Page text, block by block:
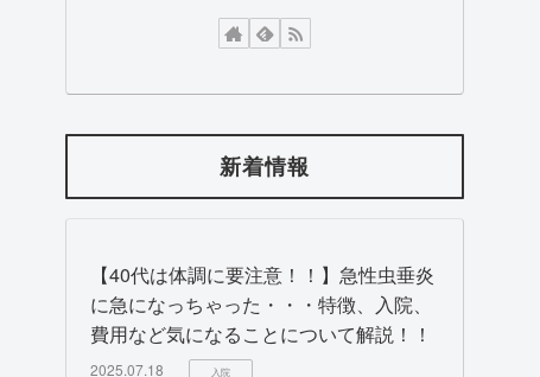
新着情報
【40代は体調に要注意！！】急性虫垂炎
に急になっちゃった・・・特徴、入院、
費用など気になることについて解説！！
2025.07.18 入院